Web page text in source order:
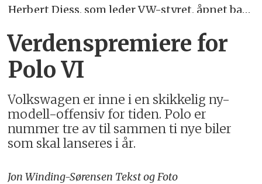
Herbert Diess, som leder VW-styret, åpnet ballet. Han virker som en fyr med trøkk. - Foto: Jon Winding-Sørensen
Verdenspremiere for
Polo VI
Volkswagen er inne i en skikkelig ny-
modell-offensiv for tiden. Polo er
nummer tre av til sammen ti nye biler
som skal lanseres i år.
Jon Winding-Sørensen Tekst og Foto